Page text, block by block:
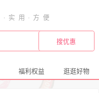
福利权益 逛逛好物